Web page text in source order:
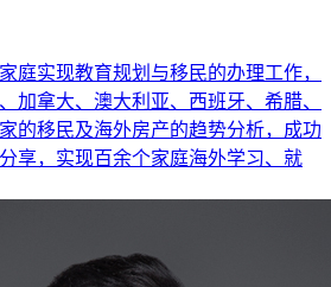
庭实现教育规划与移民的办理工作，
加拿大、澳大利亚、西班牙、希腊、
的移民及海外房产的趋势分析，成功
享，实现百余个家庭海外学习、就